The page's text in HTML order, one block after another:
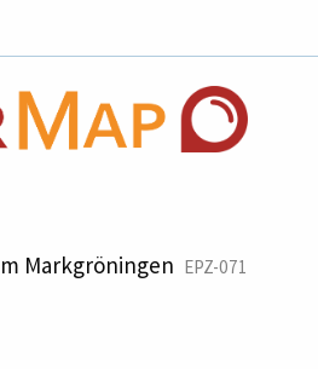
Markgröningen EPZ-071